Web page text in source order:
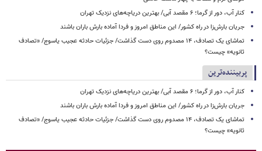
کنار آب، دور از گرما؛ ۶ مقصد آبی/ بهترین دریاچه‌های نزدیک تهران
جریان بارش‌زا در راه کشور/ این مناطق امروز و فردا آماده بارش باران باشند
تماشای یک تصادف، ۱۴ مصدوم روی دست گذاشت/ جزئیات حادثه عجیب یاسوج/ «تصادف
ثانویه» چیست؟
پربیننده‌ترین
کنار آب، دور از گرما؛ ۶ مقصد آبی/ بهترین دریاچه‌های نزدیک تهران
جریان بارش‌زا در راه کشور/ این مناطق امروز و فردا آماده بارش باران باشند
تماشای یک تصادف، ۱۴ مصدوم روی دست گذاشت/ جزئیات حادثه عجیب یاسوج/ «تصادف
ثانویه» چیست؟